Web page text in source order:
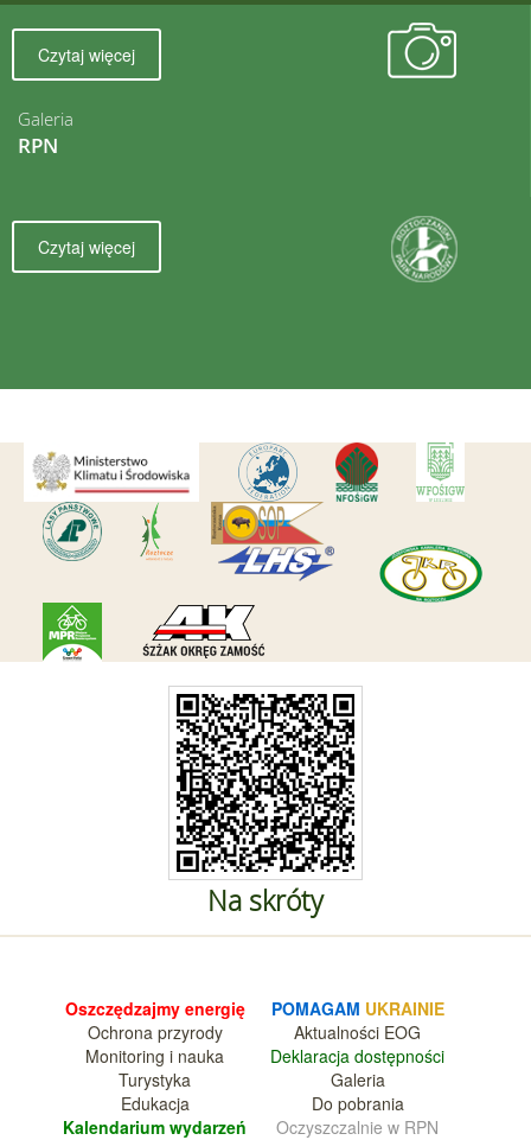
Galeria
RPN
Czytaj więcej
Czytaj więcej
Na skróty
Oszczędzajmy energię
Ochrona przyrody
Monitoring i nauka
Turystyka
Edukacja
Kalendarium wydarzeń
POMAGAM UKRAINIE
Aktualności EOG
Deklaracja dostępności
Galeria
Do pobrania
Oczyszczalnie w RPN